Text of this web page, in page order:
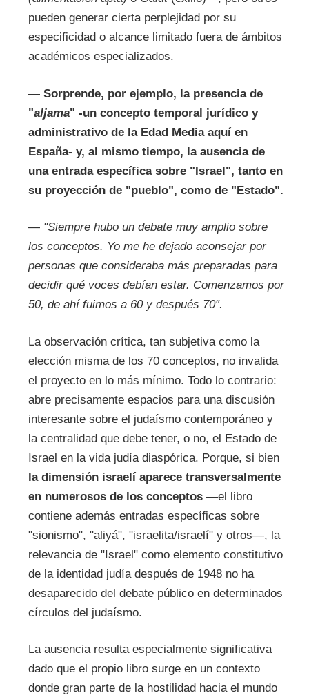
pueden generar cierta perplejidad por su
especificidad o alcance limitado fuera de ámbitos
académicos especializados.
— Sorprende, por ejemplo, la presencia de
"aljama" -un concepto temporal jurídico y
administrativo de la Edad Media aquí en
España- y, al mismo tiempo, la ausencia de
una entrada específica sobre "Israel", tanto en
su proyección de "pueblo", como de "Estado".
— "Siempre hubo un debate muy amplio sobre
los conceptos. Yo me he dejado aconsejar por
personas que consideraba más preparadas para
decidir qué voces debían estar. Comenzamos por
50, de ahí fuimos a 60 y después 70″.
La observación crítica, tan subjetiva como la
elección misma de los 70 conceptos, no invalida
el proyecto en lo más mínimo. Todo lo contrario:
abre precisamente espacios para una discusión
interesante sobre el judaísmo contemporáneo y
la centralidad que debe tener, o no, el Estado de
Israel en la vida judía diaspórica. Porque, si bien
la dimensión israelí aparece transversalmente
en numerosos de los conceptos—el libro
contiene además entradas específicas sobre
"sionismo", "aliyá", "israelita/israelí" y otros—, la
relevancia de "Israel" como elemento constitutivo
de la identidad judía después de 1948 no ha
desaparecido del debate público en determinados
círculos del judaísmo.
La ausencia resulta especialmente significativa
dado que el propio libro surge en un contexto
donde gran parte de la hostilidad hacia el mundo